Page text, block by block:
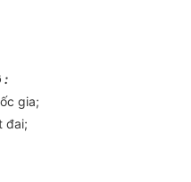
:
gia;
đai;